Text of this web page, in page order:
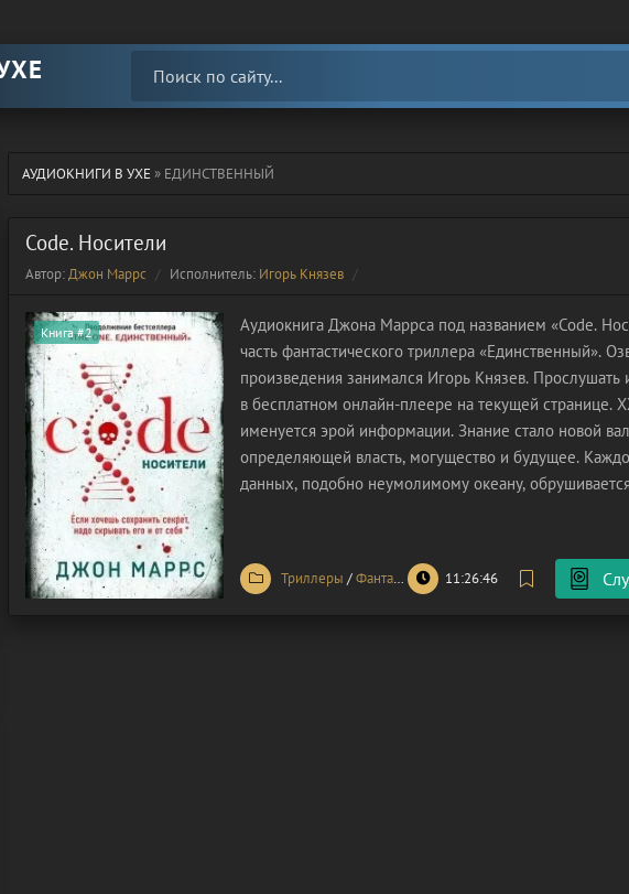
АУДИОКНИГИ В УХЕ» ЕДИНСТВЕННЫЙ
Code. Носители
Автор:Джон Маррс Исполнитель: Игорь Князев
Книга #2
Аудиокнига Джона Маррса под названием «Code.
часть фантастического триллера «Единственный».
произведения занимался Игорь Князев.
в бесплатном онлайн-плеере на текущей странице.
именуется эрой информации. Знание стало новой
определяющей власть, могущество и будущее.
данных, подобно неумолимому океану,
Триллеры /Фантастика 11:26:46